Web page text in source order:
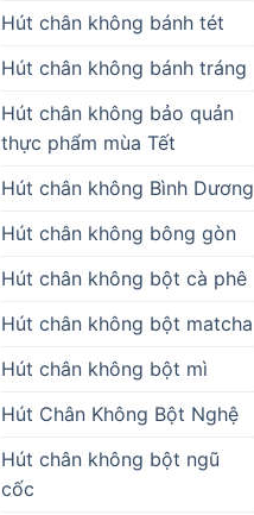
Hút chân không bánh tét
Hút chân không bánh tráng
Hút chân không bảo quản
thực phẩm mùa Tết
Hút chân không Bình Dương
Hút chân không bông gòn
Hút chân không bột cà phê
Hút chân không bột matcha
Hút chân không bột mì
Hút Chân Không Bột Nghệ
Hút chân không bột ngũ
cốc